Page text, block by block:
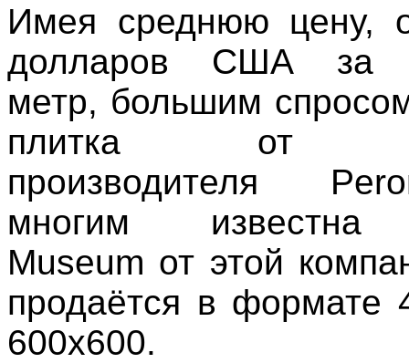
Имея среднюю цену,
долларов США за
метр, большим
плитка от
производителя
многим известна
Museum от этой
продаётся в формате
600х600.